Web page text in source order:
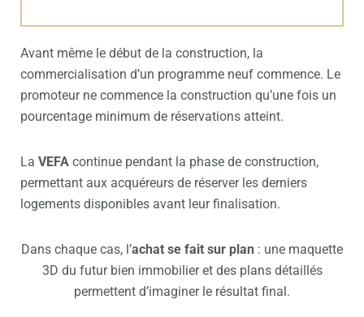
Avant même le début de la construction, la
commercialisation d’un programme neuf commence. Le
promoteur ne commence la construction qu’une fois un
pourcentage minimum de réservations atteint.
La VEFA continue pendant la phase de construction,
permettant aux acquéreurs de réserver les derniers
logements disponibles avant leur finalisation.
Dans chaque cas, l’achat se fait sur plan : une maquette
3D du futur bien immobilier et des plans détaillés
permettent d’imaginer le résultat final.